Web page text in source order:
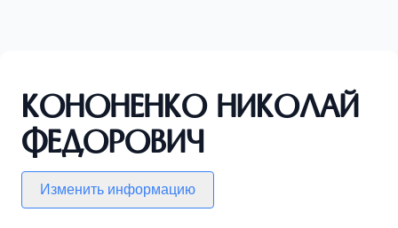
Кононенко Николай
Федорович
Изменить информацию